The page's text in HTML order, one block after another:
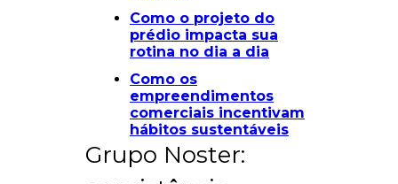
Como o projeto do
prédio impacta sua
rotina no dia a dia
Como os
empreendimentos
comerciais incentivam
hábitos sustentáveis
Grupo Noster: